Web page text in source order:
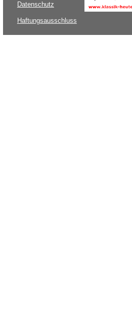
Datenschutz
Haftungsausschluss